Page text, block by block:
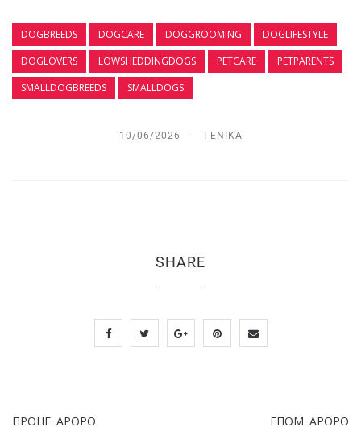
DOGBREEDS DOGCARE DOGGROOMING
DOGLIFESTYLE
DOGLOVERS
LOWSHEDDINGDOGS PETCARE
PETPARENTS
SMALLDOGBREEDS
SMALLDOGS
10/06/2026 ΓΕΝΙΚΆ
SHARE
ΠΡΟΗΓ. ΆΡΘΡΟ ΕΠΌΜ. ΆΡΘΡΟ